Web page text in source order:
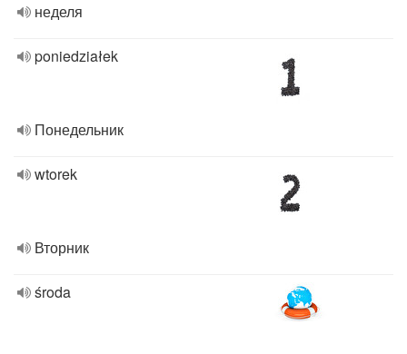
неделя
poniedziałek
Понедельник
wtorek
Вторник
środa